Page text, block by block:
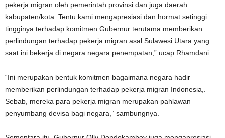
pekerja migran oleh pemerintah provinsi dan juga daerah
kabupaten/kota. Tentu kami mengapresiasi dan hormat setinggi
tingginya terhadap komitmen Gubernur terutama memberikan
perlindungan terhadap pekerja migran asal Sulawesi Utara yang
saat ini bekerja di negara negara penempatan,” ucap Rhamdani.
“Ini merupakan bentuk komitmen bagaimana negara hadir
memberikan perlindungan terhadap pekerja migran Indonesia,.
Sebab, mereka para pekerja migran merupakan pahlawan
penyumbang devisa bagi negara,” sambungnya.